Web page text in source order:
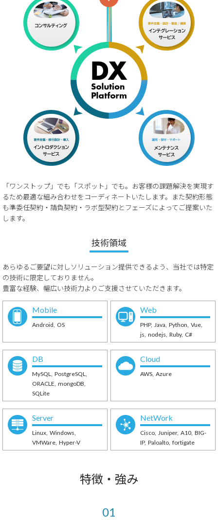
「ワンストップ」でも「スポット」でも。お客様の課題解決を実現す
るため最適な組み合わせをコーディネートいたします。また契約形態
も準委任契約・請負契約・ラボ型契約とフェーズによってご提案いた
します。
技術領域
あらゆるご要望に対しソリューション提供できるよう、当社では特定
の技術に限定しておりません。
豊富な経験、幅広い技術力よりご支援させていただきます。
Mobile
Android OS
Web
PHP Java Python Vue
js nodejs Ruby C#
DB
MySQL PostgreSQL
ORACLE mongoDB
SQLite
Cloud
AWS Azure
Server
Linux Windows
VMWare Hyper-V
NetWork
Cisco Juniper A10 BIG-
IP Paloalto fortigate
特徴・強み